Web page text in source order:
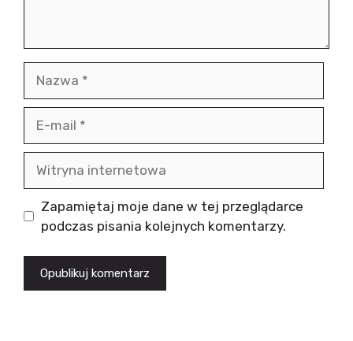
mail
internetowa
Zapamiętaj moje dane w tej przeglądarce
podczas pisania kolejnych komentarzy.